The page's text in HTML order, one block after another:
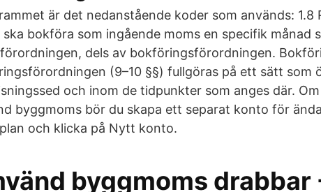
är det nedanstående koder som används: 1.8
ska bokföra som ingående moms en specifik månad
dels av bokföringsförordningen.
(9–10 §§) fullgöras på ett sätt som
och inom de tidpunkter som anges där.
byggmoms bör du skapa ett separat konto för
och klicka på Nytt konto.
byggmoms drabbar